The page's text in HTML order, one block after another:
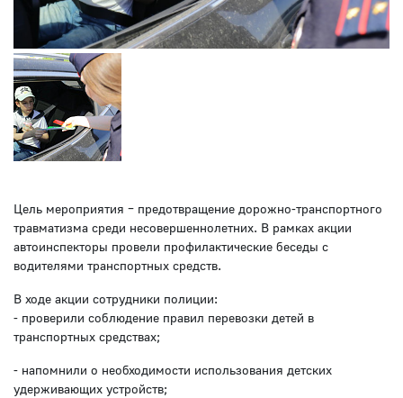
Цель мероприятия – предотвращение дорожно-транспортного
травматизма среди несовершеннолетних. В рамках акции
автоинспекторы провели профилактические беседы с
водителями транспортных средств.
В ходе акции сотрудники полиции:
- проверили соблюдение правил перевозки детей в
транспортных средствах;
- напомнили о необходимости использования детских
удерживающих устройств;